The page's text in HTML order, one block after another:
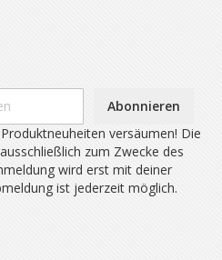
Abonnieren
versäumen! Die
zum Zwecke des
wird erst mit deiner
ist jederzeit möglich.